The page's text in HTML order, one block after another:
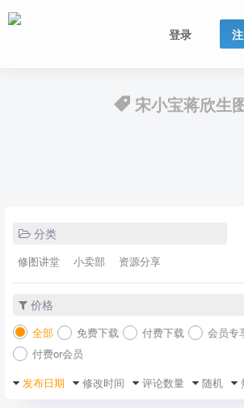
登录
宋小宝蒋欣生
分类
修图讲堂 小卖部 资源分享
价格
全部 免费下载 付费下载 会员专
付费or会员
发布日期
修改时间 评论数量 随机